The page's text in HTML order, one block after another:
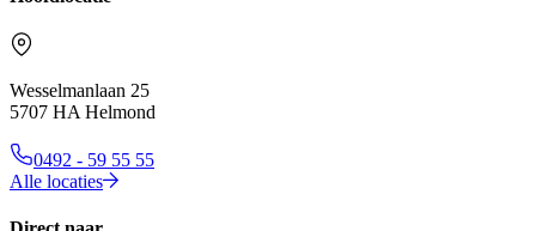
Wesselmanlaan 25
5707 HA Helmond
0492 - 59 55 55
Alle locaties